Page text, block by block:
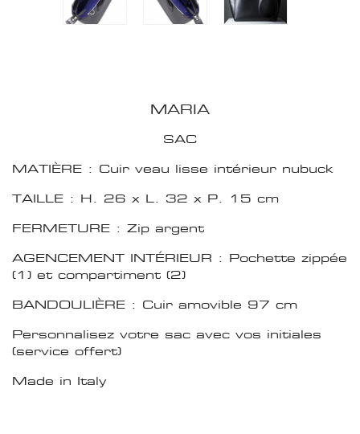
MARIA
SAC
MATIÈRE : Cuir veau lisse intérieur nubuck
TAILLE : H. 26 x L. 32 x P. 15 cm
FERMETURE : Zip argent
AGENCEMENT INTÉRIEUR : Pochette zippée
(1) et compartiment (2)
BANDOULIÈRE : Cuir amovible 97 cm
Personnalisez votre sac avec vos initiales
(service offert)
Made in Italy